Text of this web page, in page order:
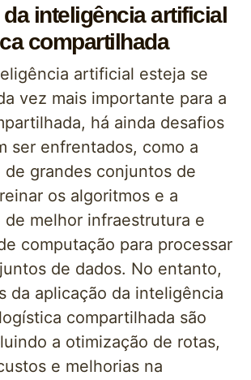
inteligência artificial
compartilhada
artificial esteja se
vez mais importante para a
há ainda desafios
ser enfrentados, como a
de grandes conjuntos de
os algoritmos e a
de melhor infraestrutura e
computação para processar
de dados. No entanto,
da aplicação da inteligência
compartilhada são
a otimização de rotas,
e melhorias na